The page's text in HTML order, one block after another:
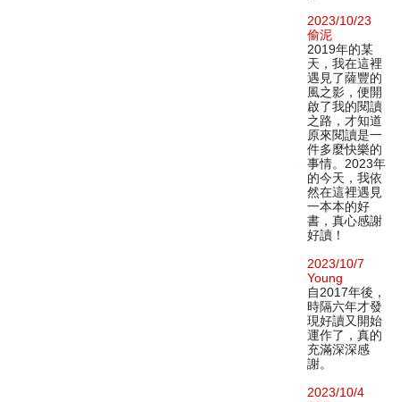
2023/10/23
偷泥
2019年的某
天，我在這裡
遇見了薩豐的
風之影，便開
啟了我的閱讀
之路，才知道
原來閱讀是一
件多麼快樂的
事情。2023年
的今天，我依
然在這裡遇見
一本本的好
書，真心感謝
好讀！
2023/10/7
Young
自2017年後，
時隔六年才發
現好讀又開始
運作了，真的
充滿深深感
謝。
2023/10/4